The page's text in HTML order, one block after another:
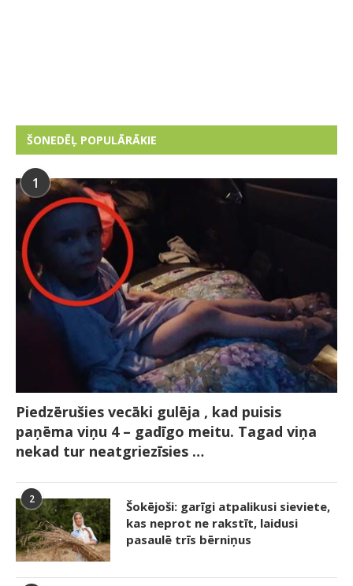
ŠONEDĒĻ POPULĀRĀKIE
1
Piedzērušies vecāki gulēja , kad puisis
paņēma viņu 4 – gadīgo meitu. Tagad viņa
nekad tur neatgriezīsies …
2
Šokējoši: garīgi atpalikusi sieviete,
kas neprot ne rakstīt, laidusi
pasaulē trīs bērniņus